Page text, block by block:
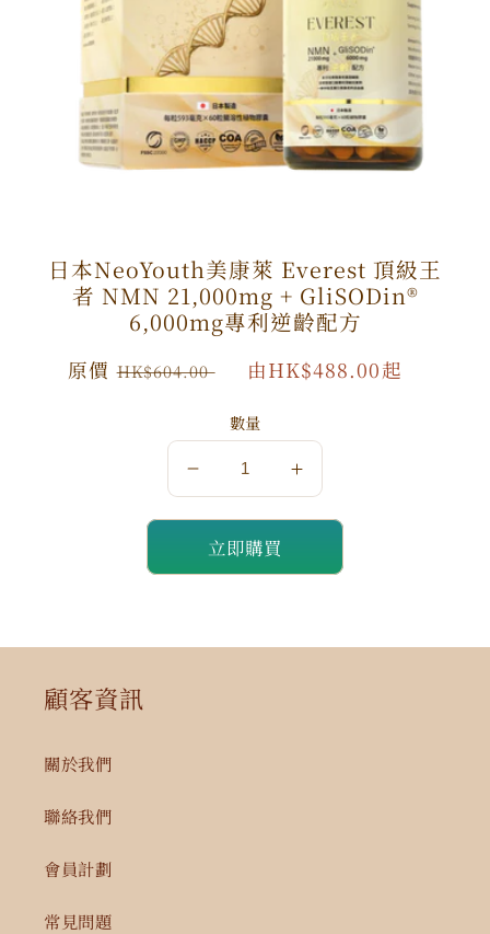
日本NeoYouth美康萊 Everest 頂級王
者 NMN 21,000mg + GliSODin®️
6,000mg專利逆齡配方
原
原價HK$604.00 由HK$488.00起
數量
量
減
少
量
加
立即購買
顧客資訊
關於我們
聯絡我們
會員計劃
常見問題